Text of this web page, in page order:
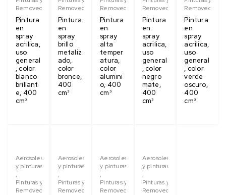
Removedores
Pintura
en
spray
acrilica,
uso
general
, color
blanco
brillant
e, 400
cm³
Removedores
Pintura
en
spray
brillo
metaliz
ado,
color
bronce,
400
cm³
Removedores
Pintura
en
spray
alta
temper
atura,
color
alumini
o, 400
cm³
Removedores
Pintura
en
spray
acrilica,
uso
general
, color
negro
mate,
400
cm³
Removedores
Pintura
en
spray
acrílica,
uso
general
, color
verde
oscuro,
400
cm³
Aerosoles
y pinturas
,
Pinturas y
Removedores
Aerosoles
y pinturas
,
Pinturas y
Removedores
Aerosoles
y pinturas
,
Pinturas y
Removedores
Aerosoles
y pinturas
,
Pinturas y
Removedores